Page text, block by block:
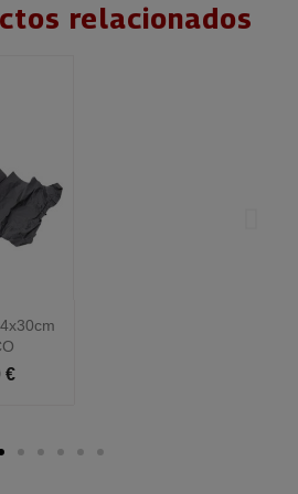
relacionados
€